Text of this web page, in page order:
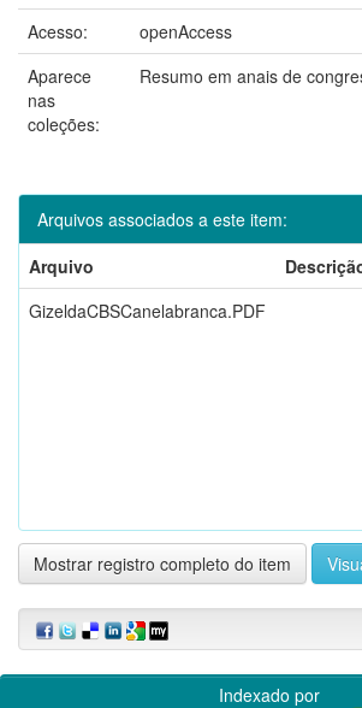
Acesso:
openAccess
Aparece
nas
coleções:
Resumo em anais de
Arquivos associados a este item:
Arquivo
GizeldaCBSCanelabranca.PDF
Mostrar registro completo do item
Indexado por